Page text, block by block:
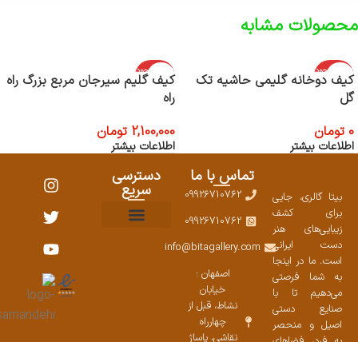
محصولات مشابه
اتمام موجود
ی
کیف دوخانه گلیمی حاشیه تک
گل
0 تومان
اطلاعات بیشتر
اتمام موجود
ی
کیف گلیم سیرجان مربع بزرگ راه
راه
2,100,000 تومان
اطلاعات بیشتر
بیتا گالری، جایی
برای کشف
زیبایی‌های هنر
دست ایرانی
است. ما در اینجا
به شما فرصتی
می‌دهیم تا با
صنایع دستی
اصیل و منحصر
تماس با ما
09926710762
09926710762
info@bitagallery.com
اصفهان :
خیابان
نشاط، قبل از
چهارراه
نقاشی، پاساژ
دسترسی
سریع